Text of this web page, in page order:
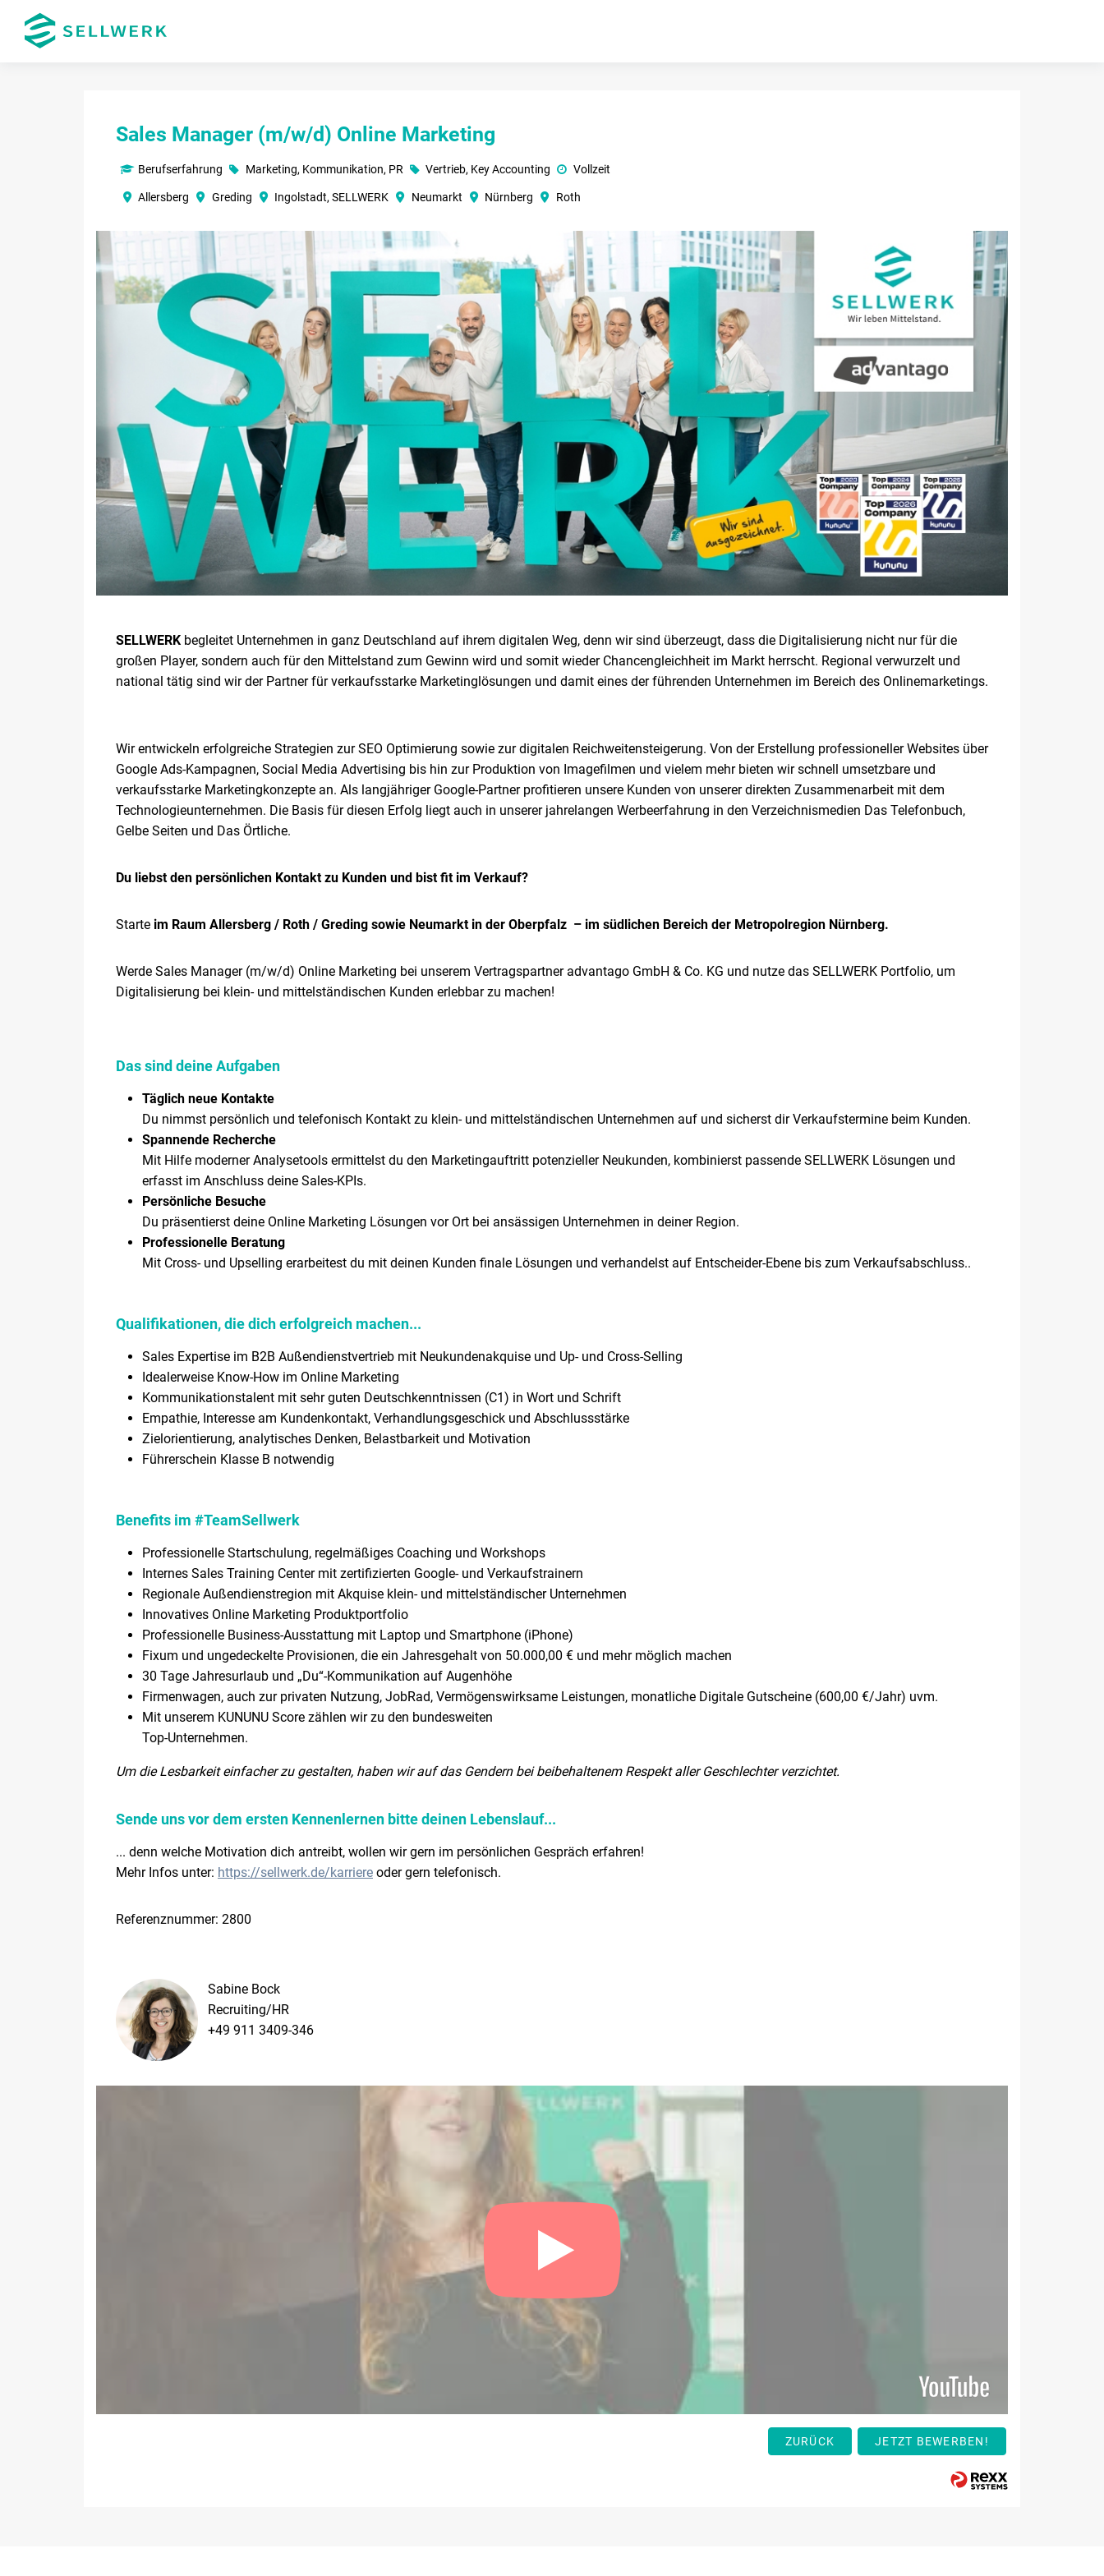
Sales Manager (m/w/d) Online Marketing
Allersberg Greding Ingolstadt, SELLWERK Neumarkt Nürnberg Roth
Berufserfahrung Marketing, Kommunikation, PR Vertrieb, Key Accounting Vollzeit
SELLWERK begleitet Unternehmen in ganz Deutschland auf ihrem digitalen Weg, denn wir sind überzeugt, dass die Digitalisierung nicht nur für die
großen Player, sondern auch für den Mittelstand zum Gewinn wird und somit wieder Chancengleichheit im Markt herrscht. Regional verwurzelt und
national tätig sind wir der Partner für verkaufsstarke Marketinglösungen und damit eines der führenden Unternehmen im Bereich des Onlinemarketings.
Wir entwickeln erfolgreiche Strategien zur SEO Optimierung sowie zur digitalen Reichweitensteigerung. Von der Erstellung professioneller Websites über
Google Ads-Kampagnen, Social Media Advertising bis hin zur Produktion von Imagefilmen und vielem mehr bieten wir schnell umsetzbare und
verkaufsstarke Marketingkonzepte an. Als langjähriger Google-Partner profitieren unsere Kunden von unserer direkten Zusammenarbeit mit dem
Technologieunternehmen. Die Basis für diesen Erfolg liegt auch in unserer jahrelangen Werbeerfahrung in den Verzeichnismedien Das Telefonbuch,
Gelbe Seiten und Das Örtliche.
Du liebst den persönlichen Kontakt zu Kunden und bist fit im Verkauf?
Starte im Raum Allersberg / Roth / Greding sowie Neumarkt in der Oberpfalz – im südlichen Bereich der Metropolregion Nürnberg.
Werde Sales Manager (m/w/d) Online Marketing bei unserem Vertragspartner advantago GmbH & Co. KG und nutze das SELLWERK Portfolio, um
Digitalisierung bei klein- und mittelständischen Kunden erlebbar zu machen!
Das sind deine Aufgaben
Täglich neue Kontakte
Du nimmst persönlich und telefonisch Kontakt zu klein- und mittelständischen Unternehmen auf und sicherst dir Verkaufstermine beim Kunden.
Spannende Recherche
Mit Hilfe moderner Analysetools ermittelst du den Marketingauftritt potenzieller Neukunden, kombinierst passende SELLWERK Lösungen und
erfasst im Anschluss deine Sales-KPIs.
Persönliche Besuche
Du präsentierst deine Online Marketing Lösungen vor Ort bei ansässigen Unternehmen in deiner Region.
Professionelle Beratung
Mit Cross- und Upselling erarbeitest du mit deinen Kunden finale Lösungen und verhandelst auf Entscheider-Ebene bis zum Verkaufsabschluss..
Qualifikationen, die dich erfolgreich machen...
Sales Expertise im B2B Außendienstvertrieb mit Neukundenakquise und Up- und Cross-Selling
Idealerweise Know-How im Online Marketing
Kommunikationstalent mit sehr guten Deutschkenntnissen (C1) in Wort und Schrift
Empathie, Interesse am Kundenkontakt, Verhandlungsgeschick und Abschlussstärke
Zielorientierung, analytisches Denken, Belastbarkeit und Motivation
Führerschein Klasse B notwendig
Benefits im #TeamSellwerk
Professionelle Startschulung, regelmäßiges Coaching und Workshops
Internes Sales Training Center mit zertifizierten Google- und Verkaufstrainern
Regionale Außendienstregion mit Akquise klein- und mittelständischer Unternehmen
Innovatives Online Marketing Produktportfolio
Professionelle Business-Ausstattung mit Laptop und Smartphone (iPhone)
Fixum und ungedeckelte Provisionen, die ein Jahresgehalt von 50.000,00 € und mehr möglich machen
30 Tage Jahresurlaub und „Du“-Kommunikation auf Augenhöhe
Firmenwagen, auch zur privaten Nutzung, JobRad, Vermögenswirksame Leistungen, monatliche Digitale Gutscheine (600,00 €/Jahr) uvm.
Mit unserem KUNUNU Score zählen wir zu den bundesweiten
Top-Unternehmen.
Um die Lesbarkeit einfacher zu gestalten, haben wir auf das Gendern bei beibehaltenem Respekt aller Geschlechter verzichtet.
Sende uns vor dem ersten Kennenlernen bitte deinen Lebenslauf...
... denn welche Motivation dich antreibt, wollen wir gern im persönlichen Gespräch erfahren!
Mehr Infos unter: https://sellwerk.de/karriere oder gern telefonisch.
Referenznummer: 2800
Sabine Bock
Recruiting/HR
+49 911 3409-346
ZURÜCK JETZT BEWERBEN!